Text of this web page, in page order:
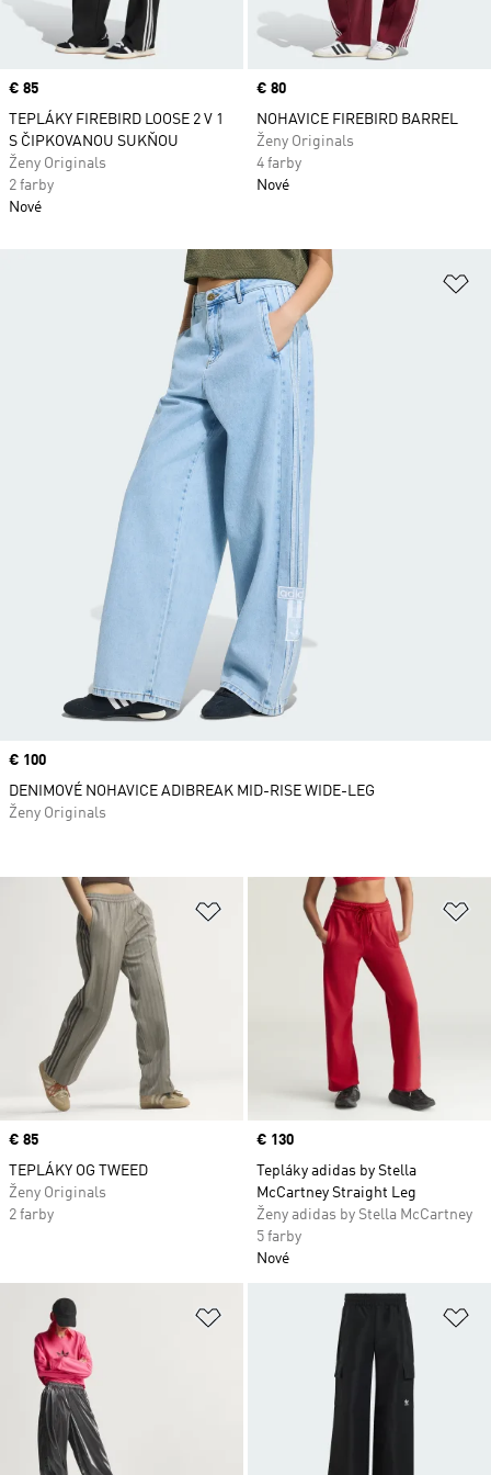
Price
€ 85
TEPLÁKY FIREBIRD LOOSE 2 V 1
S ČIPKOVANOU SUKŇOU
Ženy Originals
2 farby
Nové
Price
€ 80
NOHAVICE FIREBIRD BARREL
Ženy Originals
4 farby
Nové
Pridať do zoznamu želaných
Price
€ 85
TEPLÁKY OG TWEED
Ženy Originals
2 farby
Price
€ 130
Tepláky adidas by Stella
McCartney Straight Leg
Ženy adidas by Stella McCartney
5 farby
Nové
Pridať do zoznamu želaných
Price
€ 100
DENIMOVÉ NOHAVICE ADIBREAK MID-RISE WIDE-LEG
Ženy Originals